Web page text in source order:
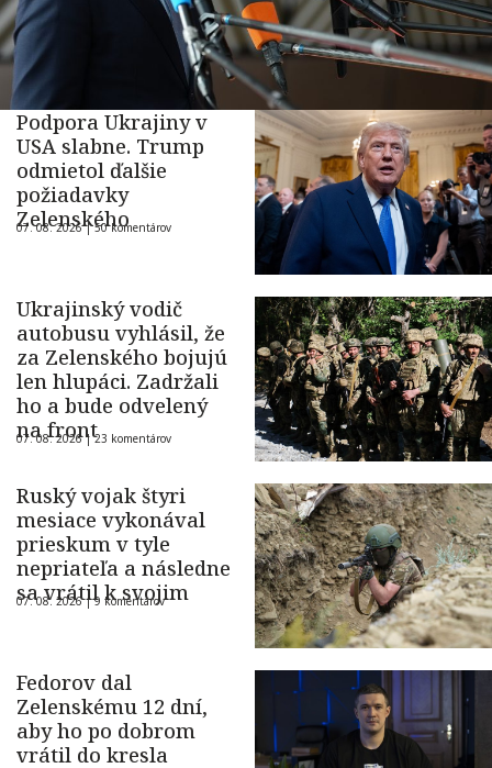
Podpora Ukrajiny v
USA slabne. Trump
odmietol ďalšie
požiadavky
Zelenského
07. 08. 2026 |50 komentárov
Ukrajinský vodič
autobusu vyhlásil, že
za Zelenského bojujú
len hlupáci. Zadržali
ho a bude odvelený
na front
07. 08. 2026 |23 komentárov
Ruský vojak štyri
mesiace vykonával
prieskum v tyle
nepriateľa a následne
sa vrátil k svojim
07. 08. 2026 |9 komentárov
Fedorov dal
Zelenskému 12 dní,
aby ho po dobrom
vrátil do kresla